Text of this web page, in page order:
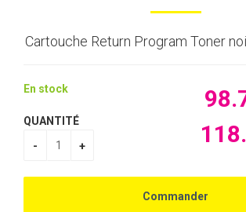
Cartouche Return Program Toner
98
118
En stock
QUANTITÉ